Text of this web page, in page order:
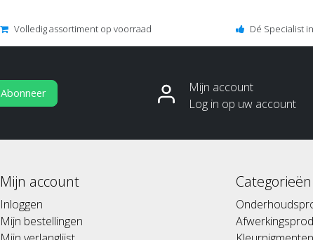
Volledig assortiment op voorraad Dé Specialist
Abonneer
Mijn account
Log in op uw account
Mijn account
Inloggen
Mijn bestellingen
Categorieën